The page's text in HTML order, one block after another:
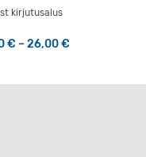
kirjutusalus
€ – 26,00€